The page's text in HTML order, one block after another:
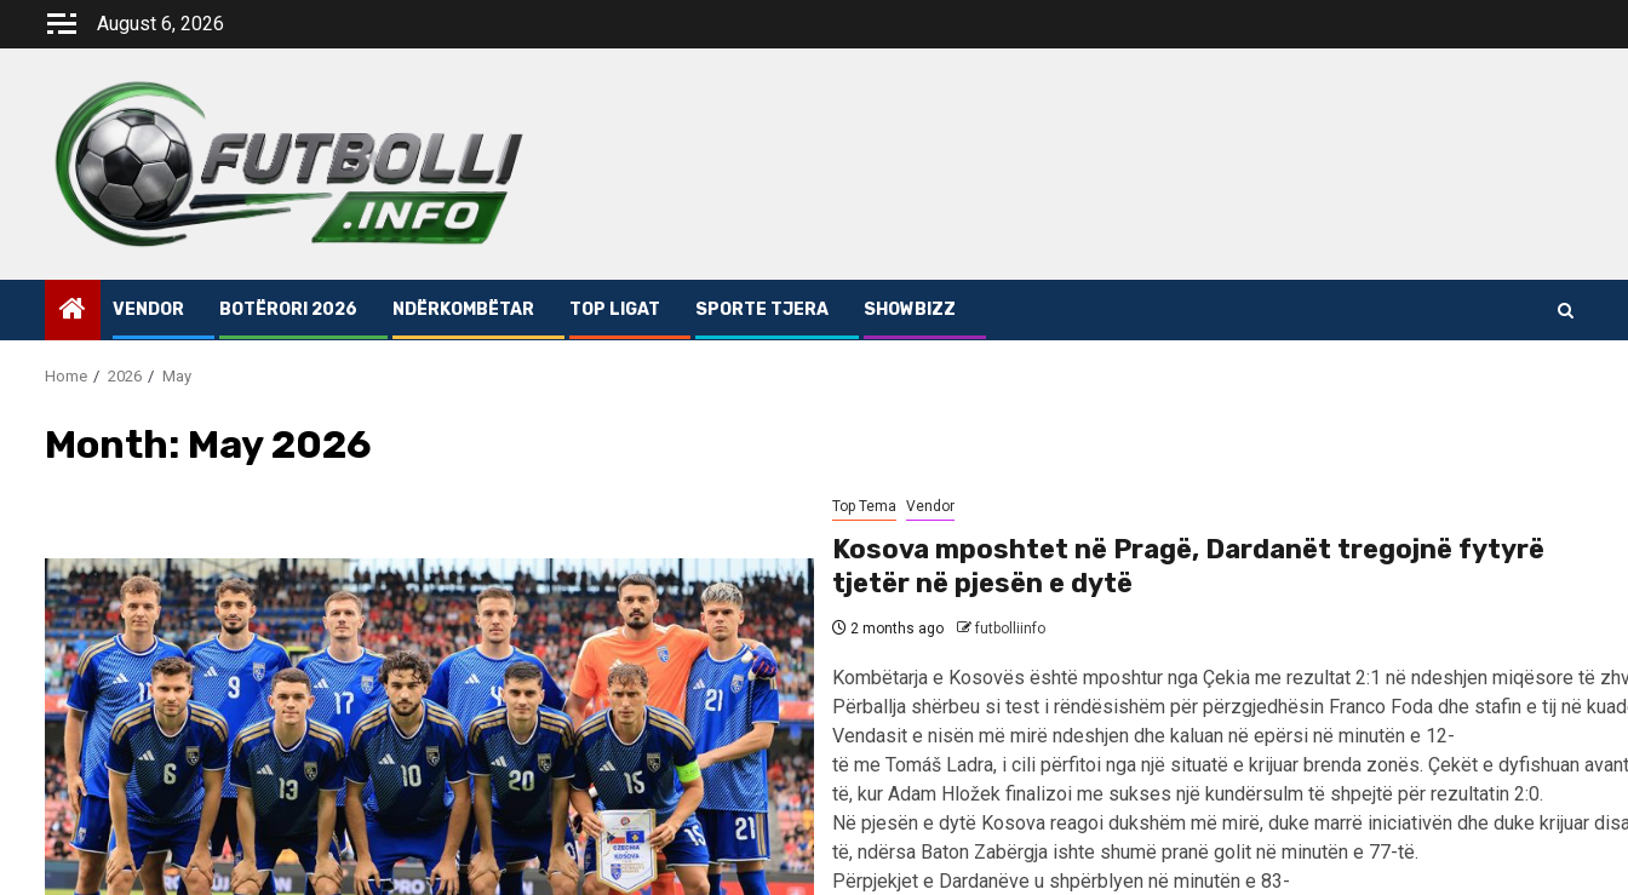
August 6, 2026
VENDOR BOTËRORI 2026 NDËRKOMBËTAR TOP LIGAT SPORTE TJERA SHOWBIZZ
Home 2026 May
Month: May 2026
Top Tema Vendor
Kosova mposhtet në Pragë, Dardanët tregojnë fytyrë
tjetër në pjesën e dytë
2 months ago futbolliinfo
Kombëtarja e Kosovës është mposhtur nga Çekia me rezultat 2:1 në ndeshjen miqësore të
Përballja shërbeu si test i rëndësishëm për përzgjedhësin Franco Foda dhe stafin e tij në
Vendasit e nisën më mirë ndeshjen dhe kaluan në epërsi në minutën e 12-
të me Tomáš Ladra, i cili përfitoi nga një situatë e krijuar brenda zonës. Çekët e dyfishuan
të, kur Adam Hložek finalizoi me sukses një kundërsulm të shpejtë për rezultatin 2:0.
Në pjesën e dytë Kosova reagoi dukshëm më mirë, duke marrë iniciativën dhe duke krijuar
të, ndërsa Baton Zabërgja ishte shumë pranë golit në minutën e 77-të.
Përpjekjet e Dardanëve u shpërblyen në minutën e 83-